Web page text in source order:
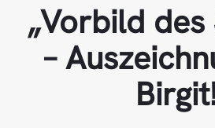
„Vorbild des
–